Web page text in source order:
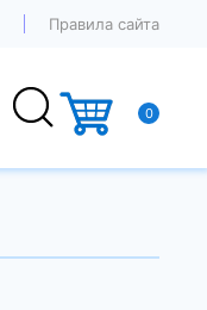
Правила сайта
0